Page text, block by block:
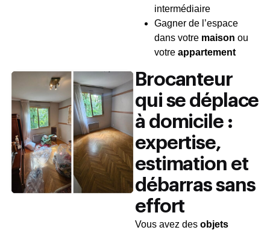
intermédiaire
Gagner de l’espace
dans votre maison ou
votre appartement
Brocanteur
qui se déplace
à domicile :
expertise,
estimation et
débarras sans
effort
Vous avez des objets